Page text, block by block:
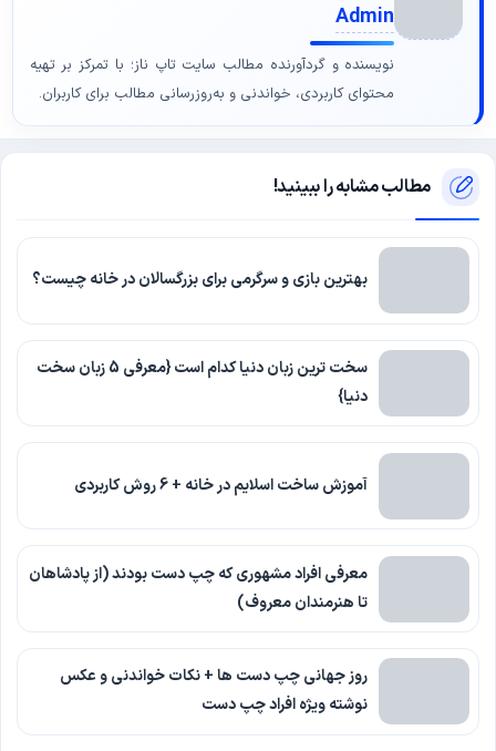
Admin
نویسنده و گردآورنده مطالب سایت تاپ ناز؛ با تمرکز بر تهیه
محتوای کاربردی، خواندنی و به‌روزرسانی مطالب برای کاربران.
مطالب مشابه را ببینید!
بهترین بازی و سرگرمی برای بزرگسالان در خانه چیست؟
سخت ترین زبان دنیا کدام است {معرفی 5 زبان سخت
دنیا}
آموزش ساخت اسلایم در خانه + 6 روش کاربردی
معرفی افراد مشهوری که چپ دست بودند (از پادشاهان
تا هنرمندان معروف)
روز جهانی چپ دست ها + نکات خواندنی و عکس
نوشته ویژه افراد چپ دست